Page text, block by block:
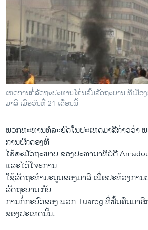
ຊຸມຊົນຊາວລາວ
ວິທະຍາສາດ-ເທັກໂນໂລຈີ
ທຸລະກິດ
ພາສາອັງກິດ
ວີດີໂອ
ສຽງ
ລາຍງານ
ຕິດຕາມພວກເຮົາ ທີ່
ພາສາຕ່າງໆ
ເຫດການກໍ່ລັດຖະປະຫານໂຄ່ນລົ້ມລັດຖະບານ ທີ່ເມືອ
ມາສີ ເມື່ອວັນທີ່ 21 ເດືອນນີ້
ພວກ​ທະຫານ​ທໍລະ​ຍົດໃນ​ປະ​ເທດ​ມາລີ​ກ່າວ​ວ່າ ພ
ການ​ປົກຄອງ​ທີ່
ໄຮ້​ສະມັດຖະພາບ ຂອງ​ປະທານາທິບໍ​ດີ
ແລະໄດ້​ໂຈະການ​
ໃຊ້​ລັດຖະທໍາ​ມະນູນ​ຂອງ​ມາລີ ເພື່ອ​ປະ​ທ້ວງ​ກາ
ລັດຖະບານ ກັບ
ການ​ກໍ່ກະບົດຂອງ ພວກ Tuareg ທີ່​ຟື້ນ​ຄືນ​ມາ​
ຂອງ​ປະ​ເທດ​ນັ້ນ.